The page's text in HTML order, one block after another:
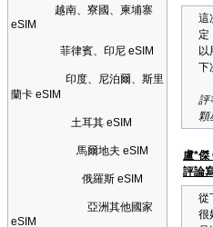
越南、寮國、柬埔寨
eSIM
菲律賓、印尼 eSIM
印度、尼泊爾、斯里
蘭卡 eSIM
土耳其 eSIM
馬爾地夫 eSIM
俄羅斯 eSIM
亞洲其他國家
eSIM
這
定
以
下
評
顆
盧*傑
評論
從
很